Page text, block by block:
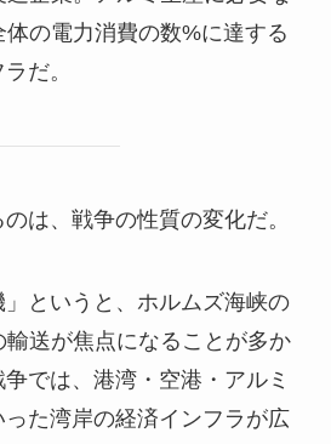
の電力消費の数%に達する
だ。
は、戦争の性質の変化だ。
というと、ホルムズ海峡の
送が焦点になることが多か
では、港湾・空港・アルミ
た湾岸の経済インフラが広